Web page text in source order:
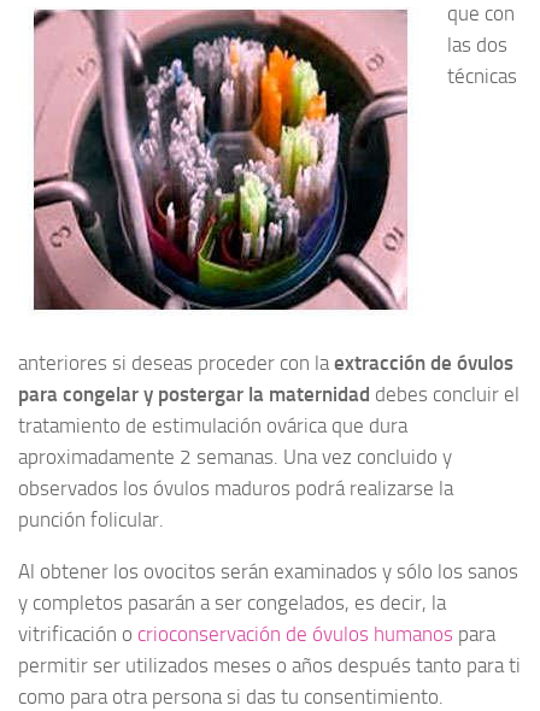
que con
las dos
técnicas
anteriores si deseas proceder con laextracción de óvulos
para congelar y postergar la maternidad debes concluir el
tratamiento de estimulación ovárica que dura
aproximadamente 2 semanas. Una vez concluido y
observados los óvulos maduros podrá realizarse la
punción folicular.
Al obtener los ovocitos serán examinados y sólo los sanos
y completos pasarán a ser congelados, es decir, la
vitrificación o crioconservación de óvulos humanos para
permitir ser utilizados meses o años después tanto para ti
como para otra persona si das tu consentimiento.